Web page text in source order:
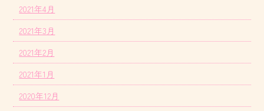
2021年4月
2021年3月
2021年2月
2021年1月
2020年12月